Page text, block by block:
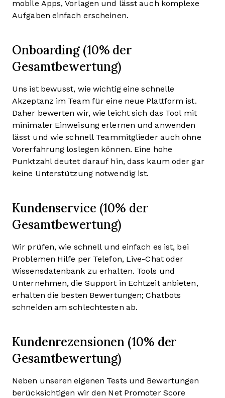
mobile Apps, Vorlagen und lässt auch komplexe
Aufgaben einfach erscheinen.
Onboarding (10% der
Gesamtbewertung)
Uns ist bewusst, wie wichtig eine schnelle
Akzeptanz im Team für eine neue Plattform ist.
Daher bewerten wir, wie leicht sich das Tool mit
minimaler Einweisung erlernen und anwenden
lässt und wie schnell Teammitglieder auch ohne
Vorerfahrung loslegen können. Eine hohe
Punktzahl deutet darauf hin, dass kaum oder gar
keine Unterstützung notwendig ist.
Kundenservice (10% der
Gesamtbewertung)
Wir prüfen, wie schnell und einfach es ist, bei
Problemen Hilfe per Telefon, Live-Chat oder
Wissensdatenbank zu erhalten. Tools und
Unternehmen, die Support in Echtzeit anbieten,
erhalten die besten Bewertungen; Chatbots
schneiden am schlechtesten ab.
Kundenrezensionen (10% der
Gesamtbewertung)
Neben unseren eigenen Tests und Bewertungen
berücksichtigen wir den Net Promoter Score